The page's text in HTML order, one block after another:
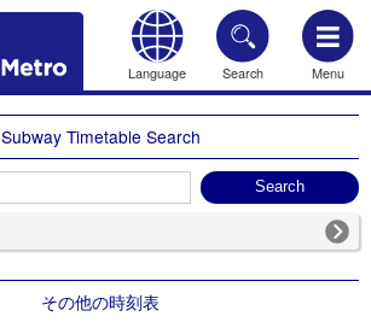
Language Search Menu
Subway Timetable Search
その他の時刻表